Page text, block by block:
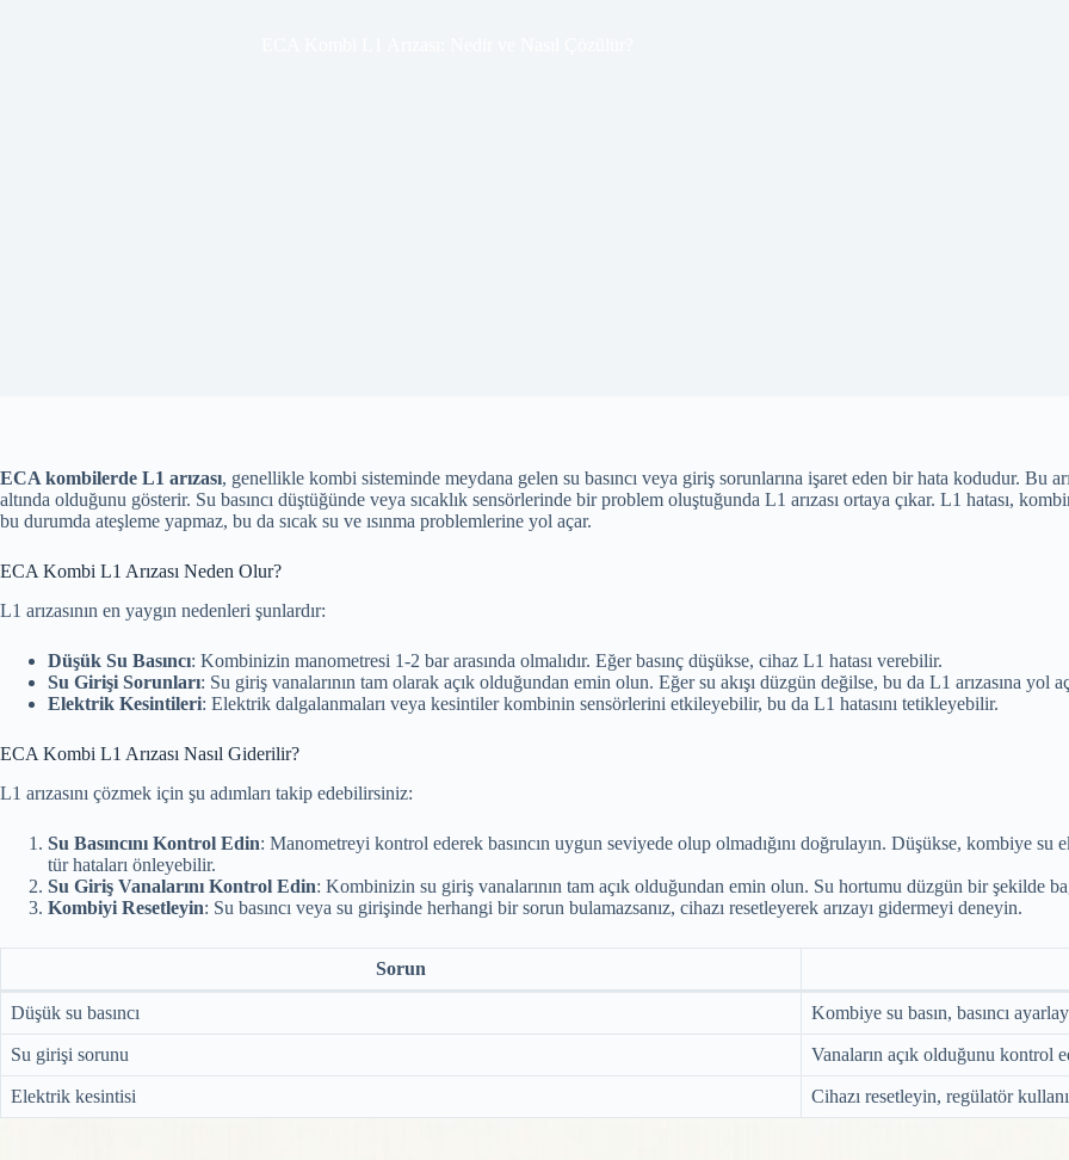
ECA kombilerde L1 arızası, genellikle kombi sisteminde meydana gelen su basıncı veya giriş sorunlarına işaret eden bir hata kodudur. Bu
altında olduğunu gösterir. Su basıncı düştüğünde veya sıcaklık sensörlerinde bir problem oluştuğunda L1 arızası ortaya çıkar. L1 hatası,
bu durumda ateşleme yapmaz, bu da sıcak su ve ısınma problemlerine yol açar.
ECA Kombi L1 Arızası Neden Olur?
L1 arızasının en yaygın nedenleri şunlardır:
Düşük Su Basıncı: Kombinizin manometresi 1-2 bar arasında olmalıdır. Eğer basınç düşükse, cihaz L1 hatası verebilir.
Su Girişi Sorunları: Su giriş vanalarının tam olarak açık olduğundan emin olun. Eğer su akışı düzgün değilse, bu da L1 arızasına yol
Elektrik Kesintileri: Elektrik dalgalanmaları veya kesintiler kombinin sensörlerini etkileyebilir, bu da L1 hatasını tetikleyebilir.
ECA Kombi L1 Arızası Nasıl Giderilir?
L1 arızasını çözmek için şu adımları takip edebilirsiniz:
Su Basıncını Kontrol Edin: Manometreyi kontrol ederek basıncın uygun seviyede olup olmadığını doğrulayın. Düşükse, kombiye su
tür hataları önleyebilir.
Su Giriş Vanalarını Kontrol Edin: Kombinizin su giriş vanalarının tam açık olduğundan emin olun. Su hortumu düzgün bir şekilde
Kombiyi Resetleyin: Su basıncı veya su girişinde herhangi bir sorun bulamazsanız, cihazı resetleyerek arızayı gidermeyi deneyin.
Sorun
Düşük su basıncı Kombiye su basın, basıncı
Su girişi sorunu Vanaların açık olduğunu kontrol
Elektrik kesintisi Cihazı resetleyin, regülatör